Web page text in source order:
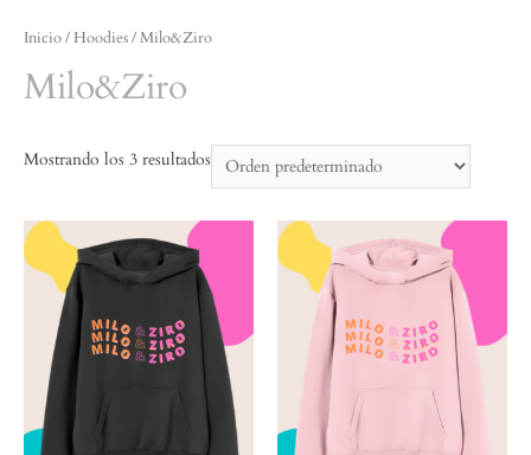
Inicio/ Hoodies/ Milo&Ziro
Milo&Ziro
Mostrando los 3 resultados